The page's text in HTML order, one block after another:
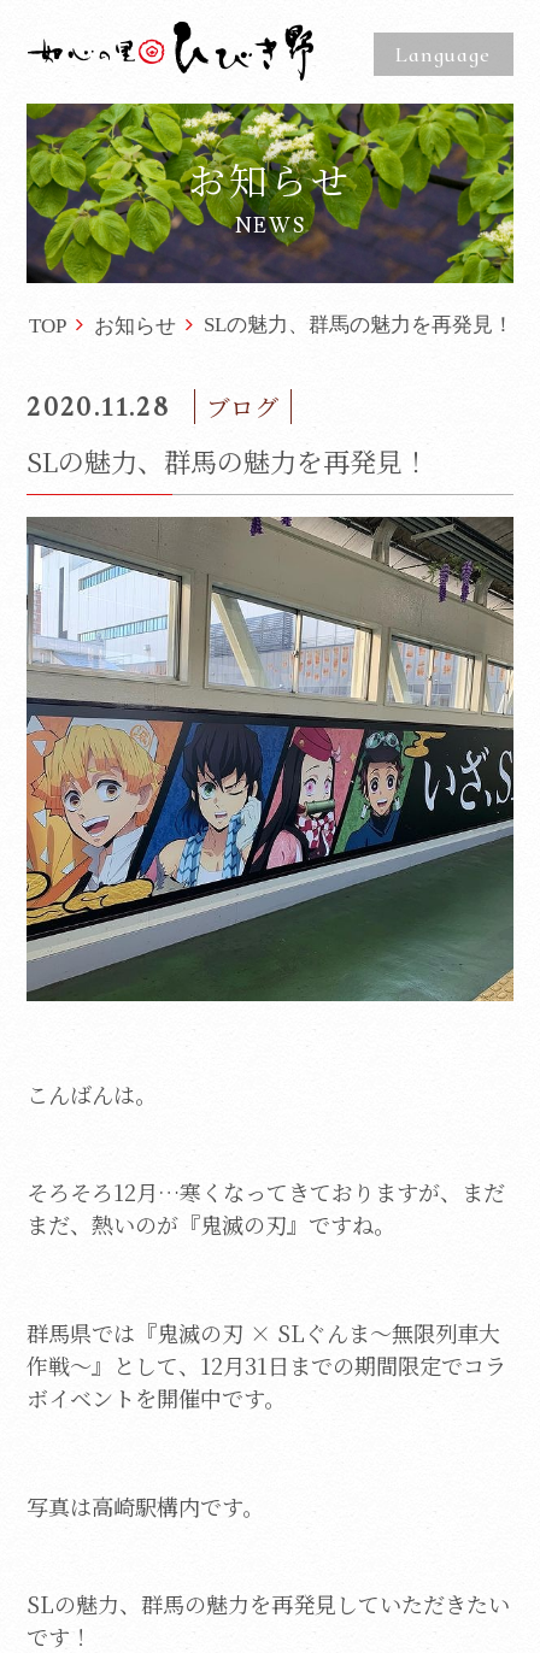
Language
お知らせ
NEWS
TOP お知らせ SLの魅力、群馬の魅力を再発見！
2020.11.28 ブログ
SLの魅力、群馬の魅力を再発見！
こんばんは。
そろそろ12月…寒くなってきておりますが、まだ
まだ、熱いのが『鬼滅の刃』ですね。
群馬県では『鬼滅の刃 × SLぐんま～無限列車大
作戦～』として、12月31日までの期間限定でコラ
ボイベントを開催中です。
写真は高崎駅構内です。
SLの魅力、群馬の魅力を再発見していただきたい
です！